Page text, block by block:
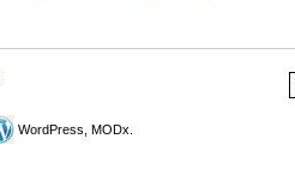
WordPress, MODx.